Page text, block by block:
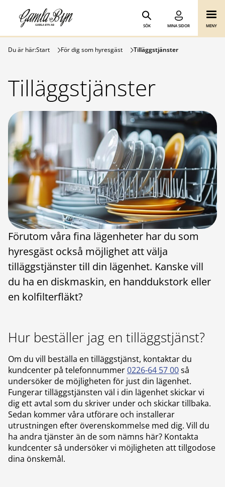
Hoppa till innehåll
Gamla Byn AB
SÖK MINA SIDOR MENY
Du är här:Start För dig som hyresgäst Tilläggstjänster
Tilläggstjänster
Förutom våra fina lägenheter har du som
hyresgäst också möjlighet att välja
tilläggstjänster till din lägenhet. Kanske vill
du ha en diskmaskin, en handdukstork eller
en kolfilterfläkt?
Hur beställer jag en tilläggstjänst?
Om du vill beställa en tilläggstjänst, kontaktar du
kundcenter på telefonnummer0226-64 57 00så
undersöker de möjligheten för just din lägenhet.
Fungerar tilläggstjänsten väl i din lägenhet skickar vi
dig ett avtal som du skriver under och skickar tillbaka.
Sedan kommer våra utförare och installerar
utrustningen efter överenskommelse med dig. Vill du
ha andra tjänster än de som nämns här? Kontakta
kundcenter så undersöker vi möjligheten att tillgodose
dina önskemål.